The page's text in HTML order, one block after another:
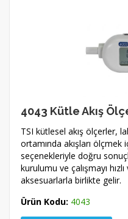
4043 Kütle Akış
TSI kütlesel akış ölçerler,
ortamında akışları ölçmek
seçenekleriyle doğru
kurulumu ve çalışmayı
aksesuarlarla birlikte gelir.
Ürün Kodu: 4043